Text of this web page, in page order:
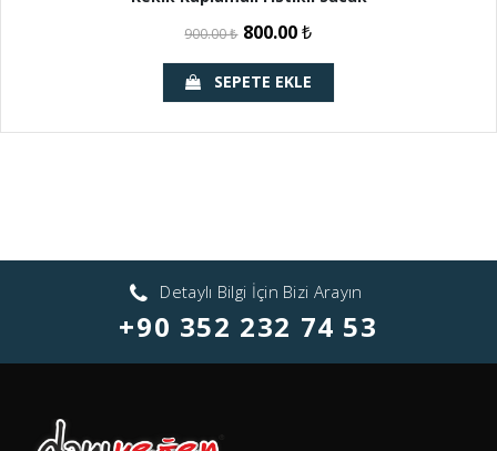
900.00₺ 800.00₺
SEPETE EKLE
Detaylı Bilgi İçin Bizi Arayın
+90 352 232 74 53